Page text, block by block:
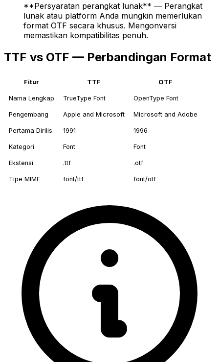
**Persyaratan perangkat lunak** — Perangkat
lunak atau platform Anda mungkin memerlukan
format OTF secara khusus. Mengonversi
memastikan kompatibilitas penuh.
TTF vs OTF — Perbandingan Format
Fitur TTF OTF
Nama Lengkap TrueType Font OpenType Font
Pengembang Apple and Microsoft Microsoft and Adobe
Pertama Dirilis 1991 1996
Kategori Font Font
Ekstensi .ttf .otf
Tipe MIME font/ttf font/otf